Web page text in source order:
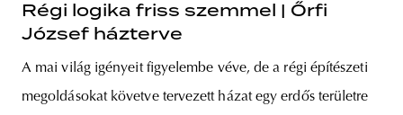
Régi logika friss szemmel | Őrfi
József házterve
A mai világ igényeit figyelembe véve, de a régi építészeti
megoldásokat követve tervezett házat egy erdős területre